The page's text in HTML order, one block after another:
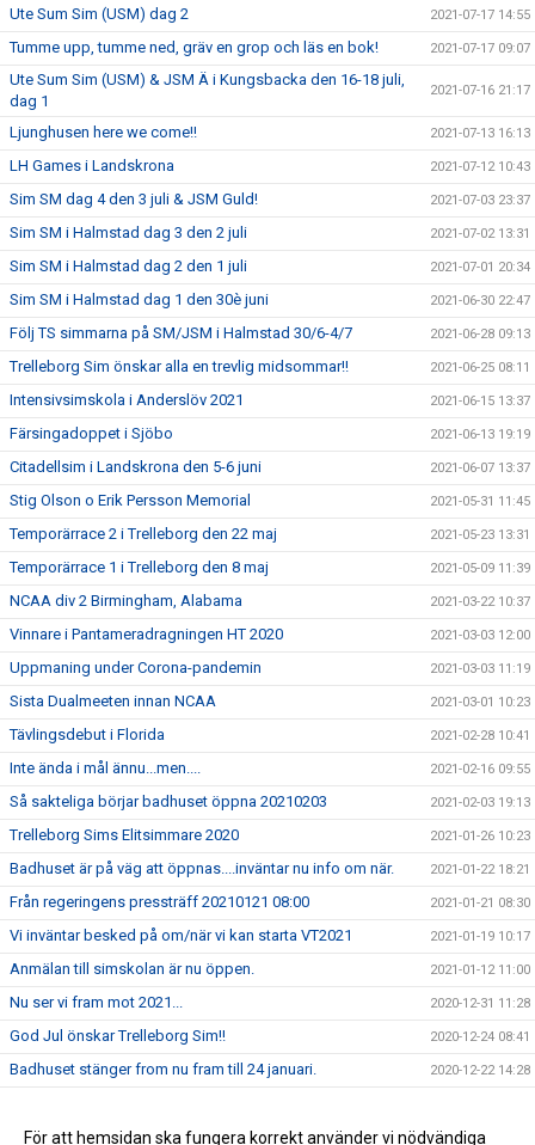
Ute Sum Sim (USM) dag 2 2021-07-17 14:55
Tumme upp, tumme ned, gräv en grop och läs en bok! 2021-07-17 09:07
Ute Sum Sim (USM) & JSM Ä i Kungsbacka den 16-18 juli,
dag 1
2021-07-16 21:17
Ljunghusen here we come!! 2021-07-13 16:13
LH Games i Landskrona 2021-07-12 10:43
Sim SM dag 4 den 3 juli & JSM Guld! 2021-07-03 23:37
Sim SM i Halmstad dag 3 den 2 juli 2021-07-02 13:31
Sim SM i Halmstad dag 2 den 1 juli 2021-07-01 20:34
Sim SM i Halmstad dag 1 den 30è juni 2021-06-30 22:47
Följ TS simmarna på SM/JSM i Halmstad 30/6-4/7 2021-06-28 09:13
Trelleborg Sim önskar alla en trevlig midsommar!! 2021-06-25 08:11
Intensivsimskola i Anderslöv 2021 2021-06-15 13:37
Färsingadoppet i Sjöbo 2021-06-13 19:19
Citadellsim i Landskrona den 5-6 juni 2021-06-07 13:37
Stig Olson o Erik Persson Memorial 2021-05-31 11:45
Temporärrace 2 i Trelleborg den 22 maj 2021-05-23 13:31
Temporärrace 1 i Trelleborg den 8 maj 2021-05-09 11:39
NCAA div 2 Birmingham, Alabama 2021-03-22 10:37
Vinnare i Pantameradragningen HT 2020 2021-03-03 12:00
Uppmaning under Corona-pandemin 2021-03-03 11:19
Sista Dualmeeten innan NCAA 2021-03-01 10:23
Tävlingsdebut i Florida 2021-02-28 10:41
Inte ända i mål ännu...men.... 2021-02-16 09:55
Så sakteliga börjar badhuset öppna 20210203 2021-02-03 19:13
Trelleborg Sims Elitsimmare 2020 2021-01-26 10:23
Badhuset är på väg att öppnas....inväntar nu info om när. 2021-01-22 18:21
Från regeringens pressträff 20210121 08:00 2021-01-21 08:30
Vi inväntar besked på om/när vi kan starta VT2021 2021-01-19 10:17
Anmälan till simskolan är nu öppen. 2021-01-12 11:00
Nu ser vi fram mot 2021... 2020-12-31 11:28
God Jul önskar Trelleborg Sim!! 2020-12-24 08:41
Badhuset stänger from nu fram till 24 januari. 2020-12-22 14:28
Anmälan till vårterminen vårterminen 2021 2020-12-19 13:25
För att hemsidan ska fungera korrekt använder vi nödvändiga